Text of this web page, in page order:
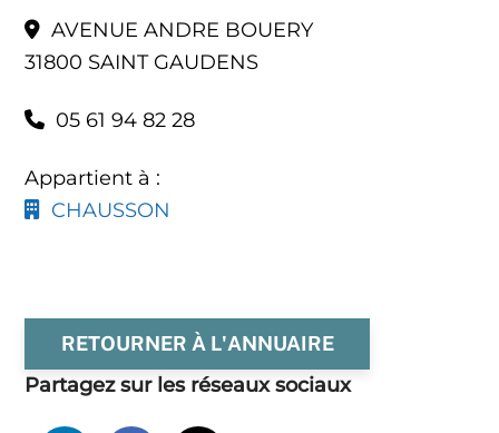
AVENUE ANDRE BOUERY
31800 SAINT GAUDENS
05 61 94 82 28
Appartient à :
CHAUSSON
RETOURNER À L'ANNUAIRE
Partagez sur les réseaux sociaux